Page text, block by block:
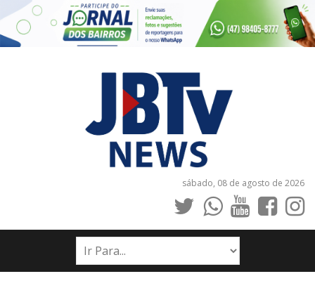
sábado, 08 de agosto de 2026
INÍCIO
NOTÍCIAS